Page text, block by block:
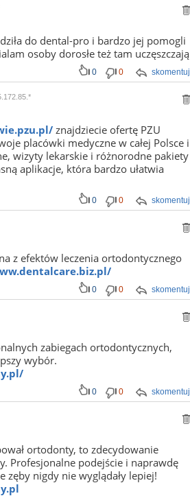
do dental-pro i bardzo jej pomogli
osoby dorosłe też tam uczęszczają
skomentuj
0 0
znajdziecie ofertę PZU
placówki medyczne w całej Polsce i
wizyty lekarskie i różnorodne pakiety
aplikacje, która bardzo ułatwia
skomentuj
0 0
z efektów leczenia ortodontycznego
skomentuj
0 0
zabiegach ortodontycznych,
wybór.
skomentuj
0 0
ortodonty, to zdecydowanie
Profesjonalne podejście i naprawdę
zęby nigdy nie wyglądały lepiej!